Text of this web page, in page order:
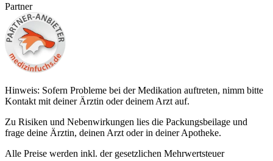
Partner
Hinweis: Sofern Probleme bei der Medikation auftreten, nimm bitte
Kontakt mit deiner Ärztin oder deinem Arzt auf.
Zu Risiken und Nebenwirkungen lies die Packungsbeilage und
frage deine Ärztin, deinen Arzt oder in deiner Apotheke.
Alle Preise werden inkl. der gesetzlichen Mehrwertsteuer